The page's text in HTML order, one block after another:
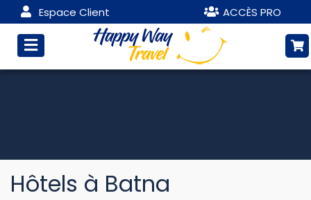
Espace Client ACCÈS PRO
Hôtels à Batna